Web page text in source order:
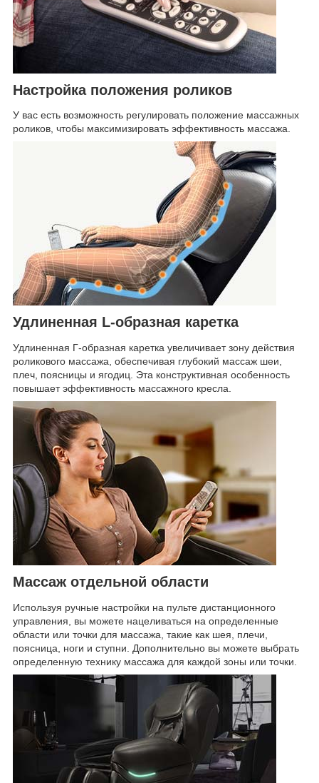
Настройка положения роликов
У вас есть возможность регулировать положение массажных
роликов, чтобы максимизировать эффективность массажа.
Удлиненная L-образная каретка
Удлиненная Г-образная каретка увеличивает зону действия
роликового массажа, обеспечивая глубокий массаж шеи,
плеч, поясницы и ягодиц. Эта конструктивная особенность
повышает эффективность массажного кресла.
Массаж отдельной области
Используя ручные настройки на пульте дистанционного
управления, вы можете нацеливаться на определенные
области или точки для массажа, такие как шея, плечи,
поясница, ноги и ступни. Дополнительно вы можете выбрать
определенную технику массажа для каждой зоны или точки.